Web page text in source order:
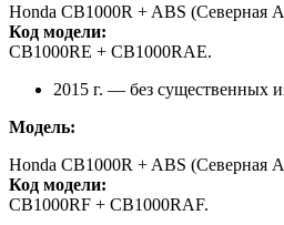
Honda CB1000R + ABS (Северная
Код модели:
CB1000RE + CB1000RAE.
2015 г. — без существенных
Модель:
Honda CB1000R + ABS (Северная
Код модели:
CB1000RF + CB1000RAF.